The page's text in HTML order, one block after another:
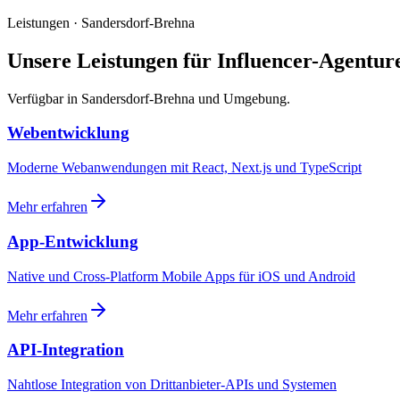
Leistungen · Sandersdorf-Brehna
Unsere Leistungen für Influencer-
Verfügbar in Sandersdorf-Brehna und Umgebung.
Webentwicklung
Moderne Webanwendungen mit React, Next.js und TypeScript
Mehr erfahren
App-Entwicklung
Native und Cross-Platform Mobile Apps für iOS und Android
Mehr erfahren
API-Integration
Nahtlose Integration von Drittanbieter-APIs und Systemen